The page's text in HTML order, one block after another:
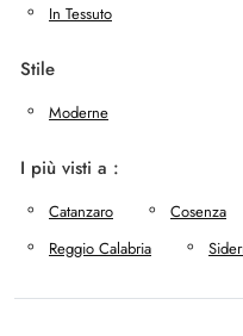
In Tessuto
Stile
Moderne
I più visti a :
Catanzaro Cosenza
Reggio Calabria